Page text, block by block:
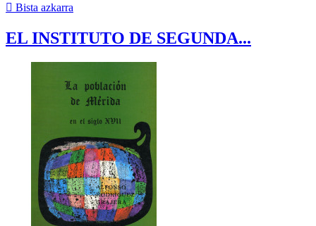
 Bista azkarra
EL INSTITUTO DE SEGUNDA...